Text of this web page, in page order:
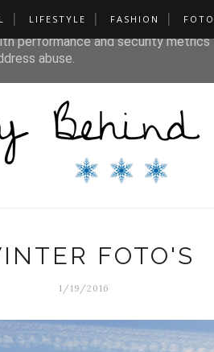
LIFESTYLE FASHION
FOTO'S
1/19/2016
to deliver its services and to
performance and security
abuse.